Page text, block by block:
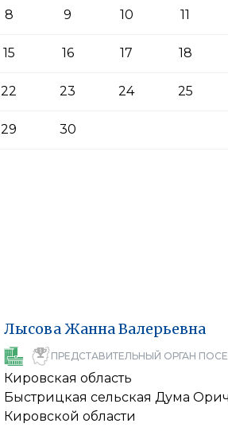
8 9 10 11
15 16 17 18
22 23 24 25
29 30
ЛысоваЖаннаВалерьевна
ПРЕДСТАВИТЕЛЬНЫЙ ОРГАН
Кировская область
Быстрицкая сельская Дума
Кировской области